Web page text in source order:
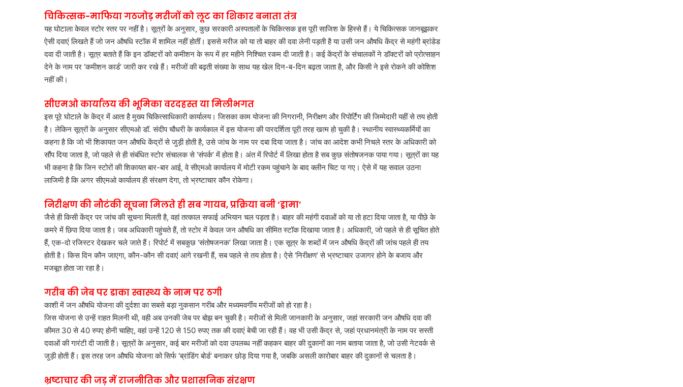
चिकित्सक-माफिया गठजोड़ मरीजों को लूट का शिकार बनाता तंत्र
यह घोटाला केवल स्टोर स्तर पर नहीं है। सूत्रों के अनुसार, कुछ सरकारी अस्पतालों के चिकित्सक इस पूरी साजिश के हिस्से हैं। ये चिकित्सक जानबूझकर
ऐसी दवाएं लिखते हैं जो जन औषधि स्टॉक में शामिल नहीं होतीं। इससे मरीज को या तो बाहर की दवा लेनी पड़ती है या उसी जन औषधि केंद्र से महंगी ब्रांडेड
दवा दी जाती है। सूत्र बताते हैं कि इन डॉक्टरों को कमीशन के रूप में हर महीने निश्चित रकम दी जाती है। कई केंद्रों के संचालकों ने डॉक्टरों को प्रोत्साहन
देने के नाम पर ‘कमीशन कार्ड’ जारी कर रखे हैं। मरीजों की बढ़ती संख्या के साथ यह खेल दिन-ब-दिन बढ़ता जाता है, और किसी ने इसे रोकने की कोशिश
नहीं की।
सीएमओ कार्यालय की भूमिका वरदहस्त या मिलीभगत
इस पूरे घोटाले के केंद्र में आता है मुख्य चिकित्साधिकारी कार्यालय। जिसका काम योजना की निगरानी, निरीक्षण और रिपोर्टिंग की जिम्मेदारी यहीं से तय होती
है। लेकिन सूत्रों के अनुसार सीएमओ डॉ. संदीप चौधरी के कार्यकाल में इस योजना की पारदर्शिता पूरी तरह खत्म हो चुकी है। स्थानीय स्वास्थ्यकर्मियों का
कहना है कि जो भी शिकायत जन औषधि केंद्रों से जुड़ी होती है, उसे जांच के नाम पर दबा दिया जाता है। जांच का आदेश कभी निचले स्तर के अधिकारी को
सौंप दिया जाता है, जो पहले से ही संबंधित स्टोर संचालक से ‘संपर्क’ में होता है। अंत में रिपोर्ट में लिखा होता है सब कुछ संतोषजनक पाया गया। सूत्रों का यह
भी कहना है कि जिन स्टोरों की शिकायत बार-बार आई, वे सीएमओ कार्यालय में मोटी रकम पहुंचाने के बाद क्लीन चिट पा गए। ऐसे में यह सवाल उठना
लाजिमी है कि अगर सीएमओ कार्यालय ही संरक्षण देगा, तो भ्रष्टाचार कौन रोकेगा।
निरीक्षण की नौटंकी सूचना मिलते ही सब गायब, प्रक्रिया बनी ‘ड्रामा’
जैसे ही किसी केंद्र पर जांच की सूचना मिलती है, वहां तत्काल सफाई अभियान चल पड़ता है। बाहर की महंगी दवाओं को या तो हटा दिया जाता है, या पीछे के
कमरे में छिपा दिया जाता है। जब अधिकारी पहुंचते हैं, तो स्टोर में केवल जन औषधि का सीमित स्टॉक दिखाया जाता है। अधिकारी, जो पहले से ही सूचित होते
हैं, एक-दो रजिस्टर देखकर चले जाते हैं। रिपोर्ट में सबकुछ ‘संतोषजनक’ लिखा जाता है। एक सूत्र के शब्दों में जन औषधि केंद्रों की जांच पहले ही तय
होती है। किस दिन कौन जाएगा, कौन-कौन सी दवाएं आगे रखनी हैं, सब पहले से तय होता है। ऐसे ‘निरीक्षण’ से भ्रष्टाचार उजागर होने के बजाय और
मजबूत होता जा रहा है।
गरीब की जेब पर डाका स्वास्थ्य के नाम पर ठगी
काशी में जन औषधि योजना की दुर्दशा का सबसे बड़ा नुकसान गरीब और मध्यमवर्गीय मरीजों को हो रहा है।
जिस योजना से उन्हें राहत मिलनी थी, वही अब उनकी जेब पर बोझ बन चुकी है। मरीजों से मिली जानकारी के अनुसार, जहां सरकारी जन औषधि दवा की
कीमत 30 से 40 रुपए होनी चाहिए, वहां उन्हें 120 से 150 रुपए तक की दवाएं बेची जा रही हैं। वह भी उसी केंद्र से, जहां प्रधानमंत्री के नाम पर सस्ती
दवाओं की गारंटी दी जाती है। सूत्रों के अनुसार, कई बार मरीजों को दवा उपलब्ध नहीं कहकर बाहर की दुकानों का नाम बताया जाता है, जो उसी नेटवर्क से
जुड़ी होती हैं। इस तरह जन औषधि योजना को सिर्फ ‘ब्रांडिंग बोर्ड’ बनाकर छोड़ दिया गया है, जबकि असली कारोबार बाहर की दुकानों से चलता है।
भ्रष्टाचार की जड़ में राजनीतिक और प्रशासनिक संरक्षण